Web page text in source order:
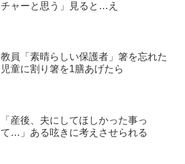
チャーと思う」見ると…え
教員「素晴らしい保護者」箸を忘れた
児童に割り箸を1膳あげたら
「産後、夫にしてほしかった事っ
て…」ある呟きに考えさせられる